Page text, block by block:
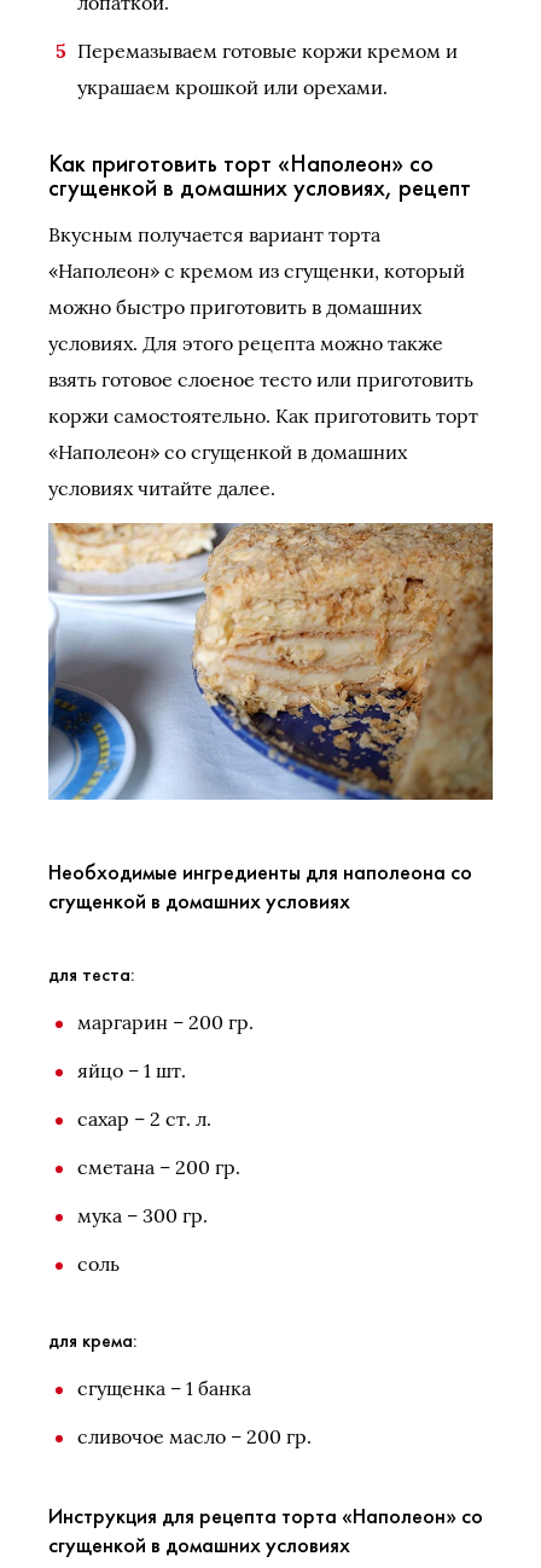
Перемазываем готовые коржи кремом и
украшаем крошкой или орехами.
Как приготовить торт «Наполеон» со
сгущенкой в домашних условиях, рецепт
Вкусным получается вариант торта
«Наполеон» с кремом из сгущенки, который
можно быстро приготовить в домашних
условиях. Для этого рецепта можно также
взять готовое слоеное тесто или приготовить
коржи самостоятельно. Как приготовить торт
«Наполеон» со сгущенкой в домашних
условиях читайте далее.
Необходимые ингредиенты для наполеона со
сгущенкой в домашних условиях
для теста:
маргарин – 200 гр.
яйцо – 1 шт.
сахар – 2 ст. л.
сметана – 200 гр.
мука – 300 гр.
соль
для крема:
сгущенка – 1 банка
сливочое масло – 200 гр.
Инструкция для рецепта торта «Наполеон» со
сгущенкой в домашних условиях